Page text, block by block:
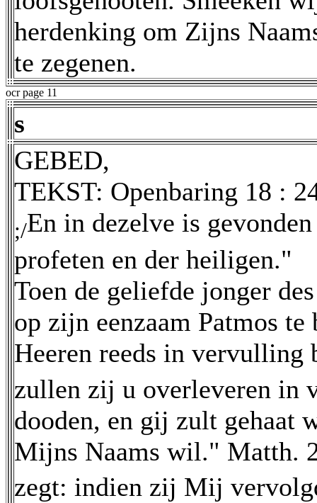
herdenking om Zijns
te zegenen.
ocr page 11
s
GEBED,
TEKST: Openbaring 18 :
;/En in dezelve is
profeten en der heiligen."
Toen de geliefde jonger
op zijn eenzaam Patmos
Heeren reeds in vervulling
zullen zij u overleveren in
dooden, en gij zult gehaat
Mijns Naams wil." Matth.
zegt: indien zij Mij